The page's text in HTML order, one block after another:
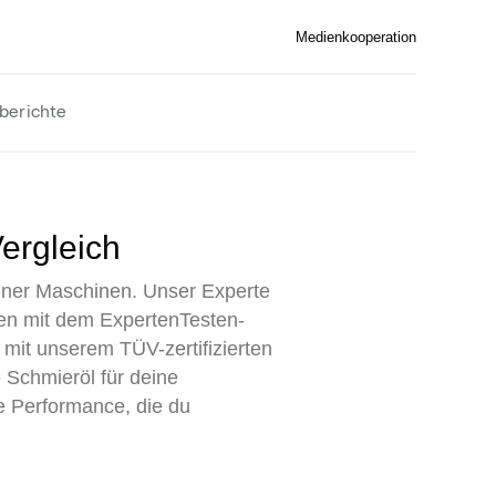
Medienkooperation
Maschinen. Unser Experte
mit dem ExpertenTesten-
unserem TÜV-zertifizierten
für deine
Performance, die du